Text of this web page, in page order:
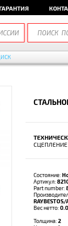
СЦЕПЛЕНИЕ
Состояние:
Артикул:
Part number:
RAYBESTOS/
Вес нетто:
Толщина: 2